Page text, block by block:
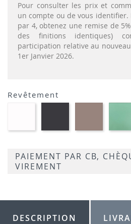
Pour consulter les prix et
un compte ou de vous
par 4, obtenez une remise de
des finitions identiques)
participation relative au
1er Janvier 2026.
Revêtement
Taupe
PAIEMENT PAR CB,
VIREMENT
DESCRIPTION